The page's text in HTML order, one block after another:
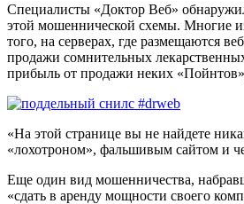
Специалисты «Доктор Веб»
этой мошеннической схемы. Многие
того, на серверах, где размещаются
продажи сомнительных
прибыль от продажи неких
«На этой странице вы не найдете
«лохотроном», фальшивым сайтом и
Еще один вид мошенничества,
«сдать в аренду мощности своего